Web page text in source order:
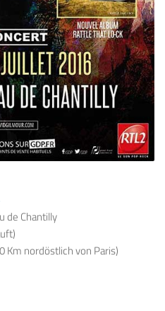
de Chantilly
Km nordöstlich von Paris)